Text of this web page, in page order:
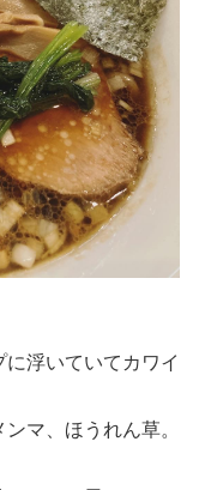
浮いていてカワイ
マ、ほうれん草。